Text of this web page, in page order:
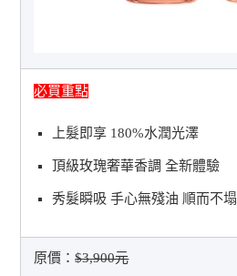
必買重點
上髮即享 180%水潤光澤
頂級玫瑰奢華香調 全新體驗
秀髮瞬吸 手心無殘油 順而不塌
原價：$3,900元